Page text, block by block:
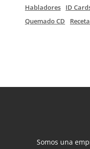
Habladores
ID
Quemado CD
Somos una